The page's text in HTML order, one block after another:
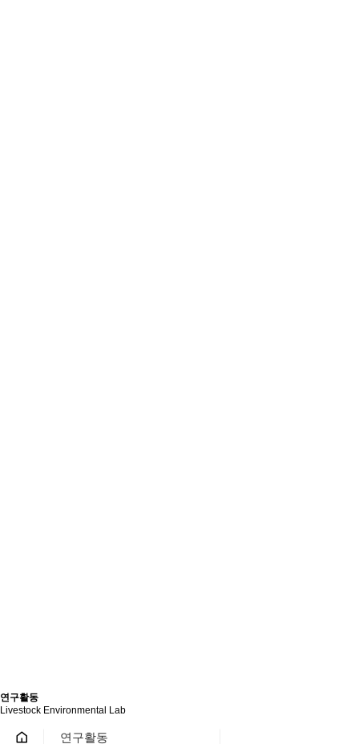
연구활동
Livestock Environmental Lab
연구활동